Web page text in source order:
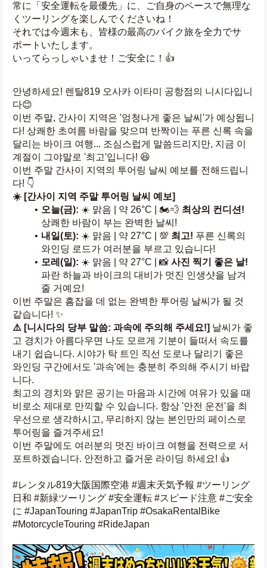
常に「安全運転を最優先」に、ご自身のペースで無理な
くツーリングを楽しんでくださいね！
それでは今週末も、皆様の最高のバイク旅を全力でサ
ポートいたします。
いってらっしゃいませ！ご安全に！👍
안녕하세요! 렌탈819 오사카 이타미 공항점의 니시다입니
다😊
이번 주말, 간사이 지역은 '엄청나게 좋은 날씨'가 예상됩니
다! 상쾌한 초여름 바람을 맞으며 반짝이는 푸른 신록 속을
달리는 바이크 여행... 조심스럽게 말씀드리지만, 지금 이
계절이 그야말로 '최고'입니다! 😆
이번 주말 간사이 지역의 투어링 날씨 예보를 전해드립니
다! 👇
☀️ [간사이 지역 주말 투어링 날씨 예보]
오늘(금): ☀️ 맑음 | 약 26°C | 🏍️💨 최상의 컨디션!
상쾌한 바람이 부는 완벽한 날씨!
내일(토): ☀️ 맑음 | 약 27°C | 💯 최고! 푸른 신록의
와인딩 로드가 여러분을 부르고 있습니다!
모레(일): ☀️ 맑음 | 약 27°C | 📸 사진 찍기 좋은 날!
파란 하늘과 바이크의 대비가 멋진 인생샷을 남겨
줄 거예요!
이번 주말은 흠잡을 데 없는 완벽한 투어링 날씨가 될 것
같습니다! ✨
⚠️ [니시다의 당부 말씀: 과속에 주의해 주세요!] 날씨가 좋
고 경치가 아름다우면 나도 모르게 기분이 들떠서 속도를
내기 쉽습니다. 시야가 탁 트인 직선 도로나 달리기 좋은
와인딩 구간에서도 '과속'에는 충분히 주의해 주시기 바랍
니다.
최고의 경치와 맑은 공기는 마음과 시간에 여유가 있을 때
비로소 제대로 만끽할 수 있습니다. 항상 '안전 운전'을 최
우선으로 생각하시고, 무리하지 않는 본인만의 페이스로
투어링을 즐겨주세요!
이번 주말에도 여러분의 멋진 바이크 여행을 전력으로 서
포트하겠습니다. 안전하고 즐거운 라이딩 하세요! 👍
#レンタル819大阪国際空港 #週末天気予報 #ツーリング
日和 #新緑ツーリング #安全運転 #スピード注意 #ご安全
に #JapanTouring #JapanTrip #OsakaRentalBike
#MotorcycleTouring #RideJapan